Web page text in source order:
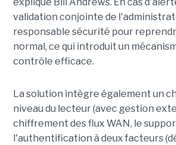
explique Bill Andrews. En cas
validation conjointe de
responsable sécurité pour
normal, ce qui introduit un
contrôle efficace.
La solution intègre également un
niveau du lecteur (avec gestion
chiffrement des flux WAN, le
l'authentification à deux facteurs